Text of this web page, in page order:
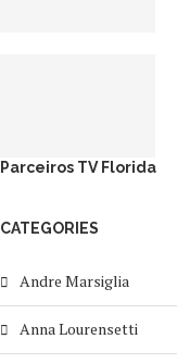
Parceiros TV Florida
CATEGORIES
Andre Marsiglia
Anna Lourensetti